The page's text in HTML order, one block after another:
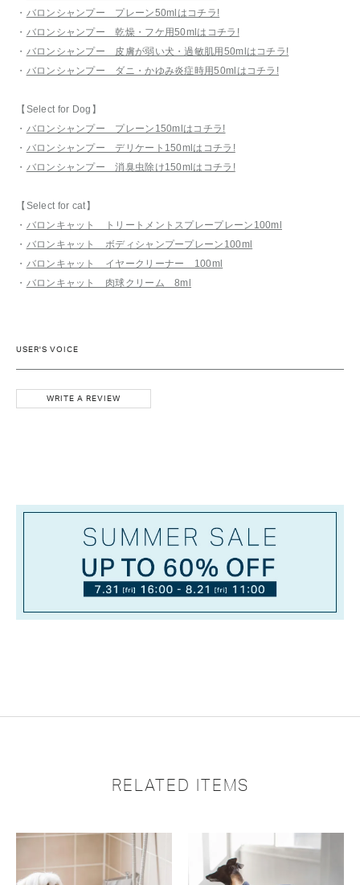
・ バロンシャンプー プレーン50mlはコチラ!
・ バロンシャンプー 乾燥・フケ用50mlはコチラ!
・ バロンシャンプー 皮膚が弱い犬・過敏肌用50mlはコチラ!
・ バロンシャンプー ダニ・かゆみ炎症時用50mlはコチラ!
【Select for Dog】
・ バロンシャンプー プレーン150mlはコチラ!
・ バロンシャンプー デリケート150mlはコチラ!
・ バロンシャンプー 消臭虫除け150mlはコチラ!
【Select for cat】
・ バロンキャット トリートメントスプレープレーン100ml
・ バロンキャット ボディシャンプープレーン100ml
・ バロンキャット イヤークリーナー 100ml
・ バロンキャット 肉球クリーム 8ml
USER'S VOICE
WRITE A REVIEW
RELATED ITEMS